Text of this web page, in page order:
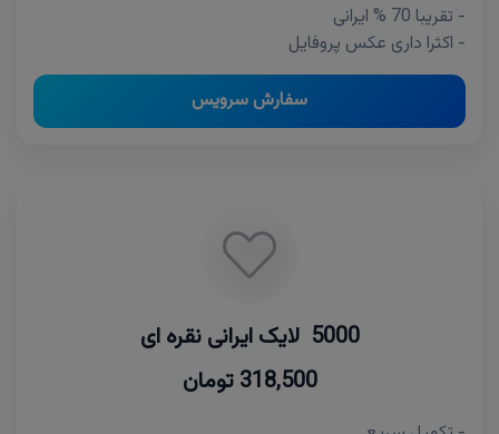
- تقریبا 70 % ایرانی
- اکثرا داری عکس پروفایل
سفارش سرویس
5000 لایک ایرانی نقره ای
318,500 تومان